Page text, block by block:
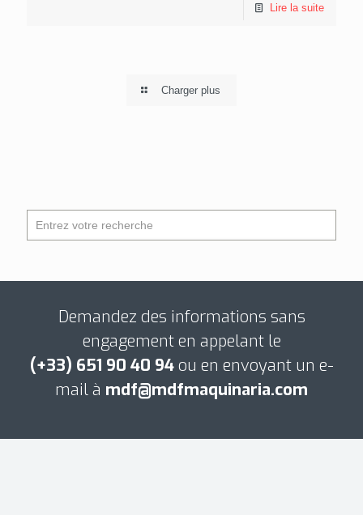
Lire la suite
Charger plus
Demandez des informations sans
engagement en appelant le
(+33) 651 90 40 94ou en envoyant un e-
mail à mdf@mdfmaquinaria.com